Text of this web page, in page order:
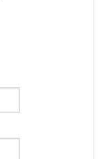
personvern
43 A 5009
933905799